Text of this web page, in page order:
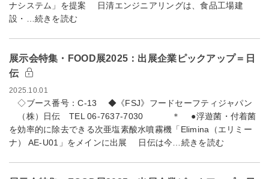
ナシステム」を提案 日清エンジニアリングは、食品工場建
設・…続きを読む
展示会特集・FOOD展2025：出展企業ピックアップ＝日
伝
2025.10.01
◇ブース番号：C-13 ◆《FSJ》フードセーフティジャパン
（株）日伝 TEL 06-7637-7030 ＊ ●浮遊菌・付着菌
を効率的に除去できる次亜塩素酸水噴霧機「Elimina（エリミー
ナ） AE-U01」をメインに出展 日伝は今…続きを読む